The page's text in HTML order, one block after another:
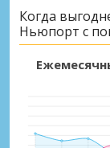
Когда
Ньюпорт с